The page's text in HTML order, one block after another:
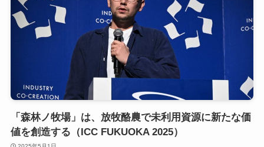
「森林ノ牧場」は、放牧酪農で未利用資源に新たな価
値を創造する（ICC FUKUOKA 2025）